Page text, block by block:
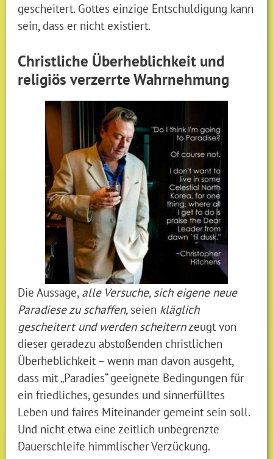
gescheitert. Gottes einzige Entschuldigung kann
sein, dass er nicht existiert.
Christliche Überheblichkeit und
religiös verzerrte Wahrnehmung
Die Aussage, alle Versuche, sich eigene neue
Paradiese zu schaffen, seien kläglich
gescheitert und werden scheiternzeugt von
dieser geradezu abstoßenden christlichen
Überheblichkeit – wenn man davon ausgeht,
dass mit „Paradies“ geeignete Bedingungen für
ein friedliches, gesundes und sinnerfülltes
Leben und faires Miteinander gemeint sein soll.
Und nicht etwa eine zeitlich unbegrenzte
Dauerschleife himmlischer Verzückung.